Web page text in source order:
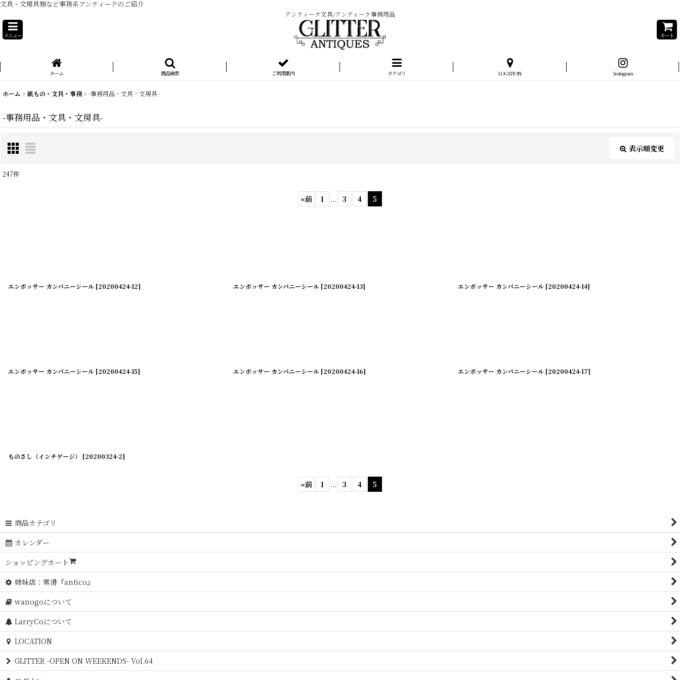
文具・文房具類など事務系アンティークのご紹介
アンティーク文具/アンティーク事務用品
メニュー カート
ホーム 商品検索 ご利用案内 カテゴリ LOCATION Instagram
ホーム > 紙もの・文具・事務> -事務用品・文具・文房具-
-事務用品・文具・文房具-
表示順変更
閉じる
247件
«前 1 ... 3 4 5
エンボッサー カンパニーシール [20200424-12] エンボッサー カンパニーシール [20200424-13] エンボッサー カンパニーシール [20200424-14]
エンボッサー カンパニーシール [20200424-15] エンボッサー カンパニーシール [20200424-16] エンボッサー カンパニーシール [20200424-17]
ものさし（インチゲージ） [20200324-2]
«前 1 ... 3 4 5
商品カテゴリ
カレンダー
ショッピングカート
姉妹店：常滑『antico』
wanogoについて
LarryCoについて
LOCATION
GLITTER -OPEN ON WEEKENDS- Vol.64